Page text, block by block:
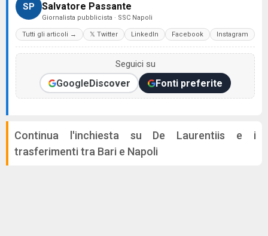
SP Salvatore Passante
Giornalista pubblicista · SSC Napoli
Tutti gli articoli → 𝕏 Twitter LinkedIn Facebook Instagram
Seguici su
GoogleDiscover Fonti preferite
Continua l'inchiesta su De Laurentiis e i
trasferimenti tra Bari e Napoli